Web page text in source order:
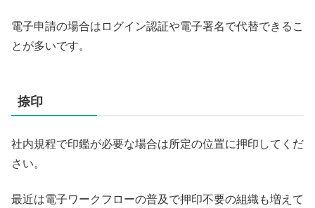
電子申請の場合はログイン認証や電子署名で代替できるこ
とが多いです。
捺印
社内規程で印鑑が必要な場合は所定の位置に押印してくだ
さい。
最近は電子ワークフローの普及で押印不要の組織も増えて